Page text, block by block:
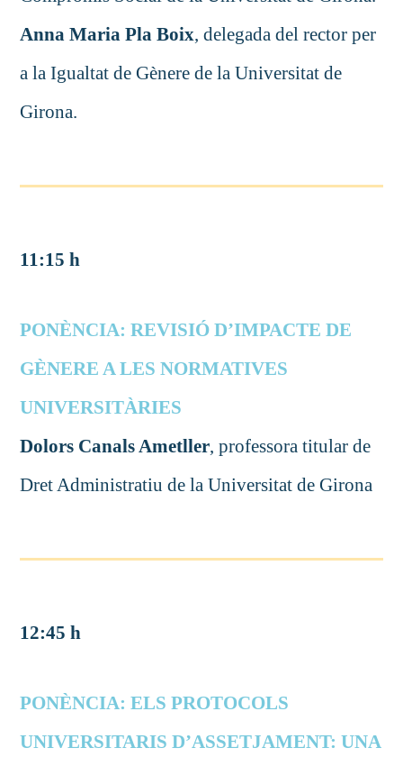
Anna Maria Pla Boix, delegada del rector per
a la Igualtat de Gènere de la Universitat de
Girona.
11:15 h
PONÈNCIA: REVISIÓ D’IMPACTE DE
GÈNERE A LES NORMATIVES
UNIVERSITÀRIES
Dolors Canals Ametller, professora titular de
Dret Administratiu de la Universitat de Girona
12:45 h
PONÈNCIA: ELS PROTOCOLS
UNIVERSITARIS D’ASSETJAMENT: UNA